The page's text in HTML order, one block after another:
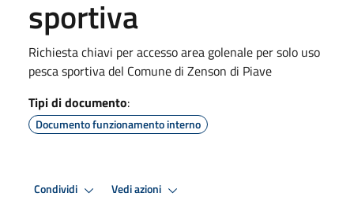
sportiva
Richiesta chiavi per accesso area golenale per solo uso
pesca sportiva del Comune di Zenson di Piave
Tipi di documento:
Documento funzionamento interno
Condividi Vedi azioni